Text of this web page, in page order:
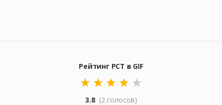
Рейтинг PCT в GIF
3.8 (2 голосов)